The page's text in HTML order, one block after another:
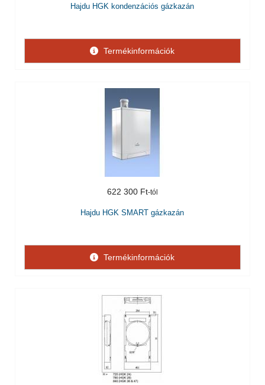
Hajdu HGK kondenzációs gázkazán
Termékinformációk
622 300 Ft
Hajdu HGK SMART gázkazán
Termékinformációk